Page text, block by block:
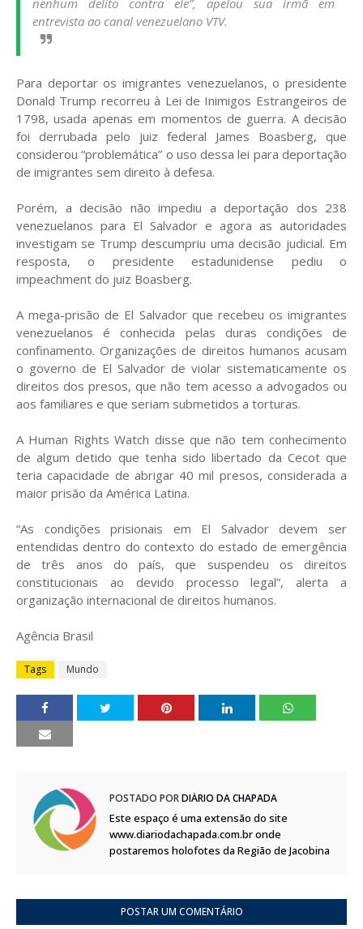
nenhum delito contra ele”, apelou sua irmã em
entrevista ao canal venezuelano VTV.
Para deportar os imigrantes venezuelanos, o presidente
Donald Trump recorreu à Lei de Inimigos Estrangeiros de
1798, usada apenas em momentos de guerra. A decisão
foi derrubada pelo juiz federal James Boasberg, que
considerou “problemática” o uso dessa lei para deportação
de imigrantes sem direito à defesa.
Porém, a decisão não impediu a deportação dos 238
venezuelanos para El Salvador e agora as autoridades
investigam se Trump descumpriu uma decisão judicial. Em
resposta, o presidente estadunidense pediu o
impeachment do juiz Boasberg.
A mega-prisão de El Salvador que recebeu os imigrantes
venezuelanos é conhecida pelas duras condições de
confinamento. Organizações de direitos humanos acusam
o governo de El Salvador de violar sistematicamente os
direitos dos presos, que não tem acesso a advogados ou
aos familiares e que seriam submetidos a torturas.
A Human Rights Watch disse que não tem conhecimento
de algum detido que tenha sido libertado da Cecot que
teria capacidade de abrigar 40 mil presos, considerada a
maior prisão da América Latina.
“As condições prisionais em El Salvador devem ser
entendidas dentro do contexto do estado de emergência
de três anos do país, que suspendeu os direitos
constitucionais ao devido processo legal”, alerta a
organização internacional de direitos humanos.
Agência Brasil
Tags Mundo
POSTADO PORDIÁRIO DA CHAPADA
Este espaço é uma extensão do site
www.diariodachapada.com.br onde
postaremos holofotes da Região de Jacobina
POSTAR UM COMENTÁRIO